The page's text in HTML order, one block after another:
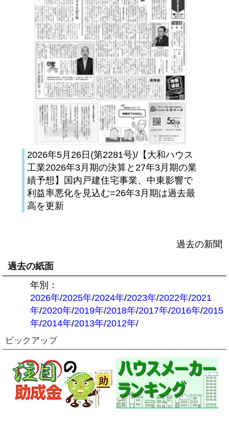
2026年5月26日(第2281号)/【大和ハウス
工業2026年3月期の決算と27年3月期の業
績予想】国内戸建住宅事業、中東影響で
利益率悪化を見込む=26年3月期は過去最
高を更新
過去の新聞
過去の紙面
年別：
2026年/2025年/2024年/2023年/2022年/2021
年/2020年/2019年/2018年/2017年/2016年/2015
年/2014年/2013年/2012年/
ピックアップ